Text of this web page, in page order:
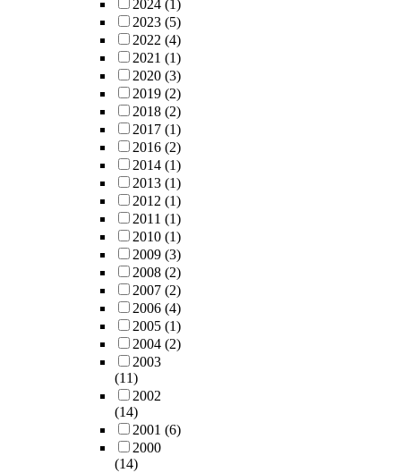
2024 (1)
2023 (5)
2022 (4)
2021 (1)
2020 (3)
2019 (2)
2018 (2)
2017 (1)
2016 (2)
2014 (1)
2013 (1)
2012 (1)
2011 (1)
2010 (1)
2009 (3)
2008 (2)
2007 (2)
2006 (4)
2005 (1)
2004 (2)
2003
(11)
2002
(14)
2001 (6)
2000
(14)